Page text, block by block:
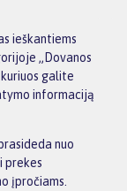
ieškantiems
„Dovanos
galite
informaciją
nuo
prekes
įpročiams.